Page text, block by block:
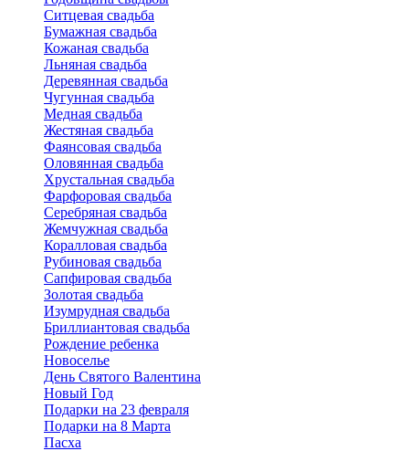
Ситцевая свадьба
Бумажная свадьба
Кожаная свадьба
Льняная свадьба
Деревянная свадьба
Чугунная свадьба
Медная свадьба
Жестяная свадьба
Фаянсовая свадьба
Оловянная свадьба
Хрустальная свадьба
Фарфоровая свадьба
Серебряная свадьба
Жемчужная свадьба
Коралловая свадьба
Рубиновая свадьба
Сапфировая свадьба
Золотая свадьба
Изумрудная свадьба
Бриллиантовая свадьба
Рождение ребенка
Новоселье
День Святого Валентина
Новый Год
Подарки на 23 февраля
Подарки на 8 Марта
Пасха